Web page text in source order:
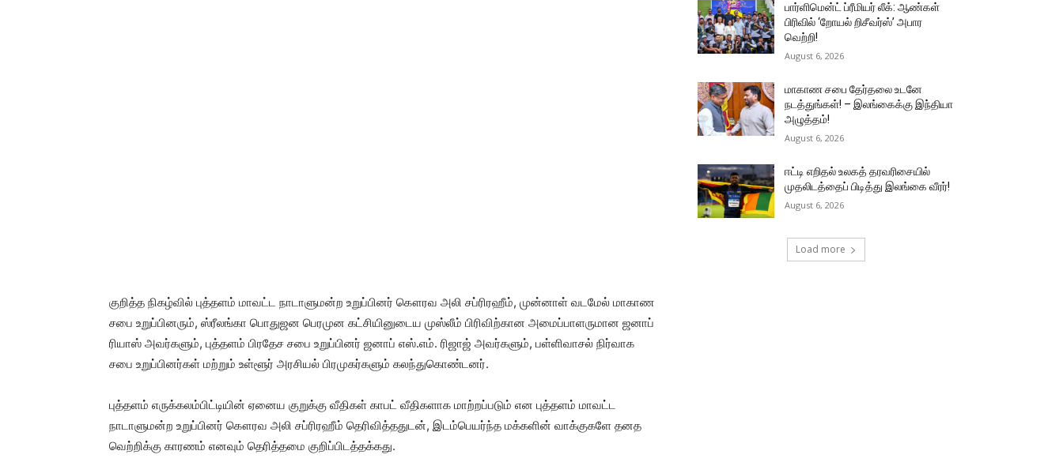
குறித்த நிகழ்வில் புத்தளம் மாவட்ட நாடாளுமன்ற உறுப்பினர் கௌரவ அலி சப்ரிரஹீம், முன்னாள் வடமேல் மாகாண
சபை உறுப்பினரும், ஸ்ரீலங்கா பொதுஜன பெரமுன கட்சியினுடைய முஸ்லீம் பிரிவிற்கான அமைப்பாளருமான ஜனாப்
ரியாஸ் அவர்களும், புத்தளம் பிரதேச சபை உறுப்பினர் ஜனாப் எஸ்.எம். ரிஜாஜ் அவர்களும், பள்ளிவாசல் நிர்வாக
சபை உறுப்பினர்கள் மற்றும் உள்ளூர் அரசியல் பிரமுகர்களும் கலந்துகொண்டனர்.
புத்தளம் எருக்கலம்பிட்டியின் ஏனைய குறுக்கு வீதிகள் காபட் வீதிகளாக மாற்றப்படும் என புத்தளம் மாவட்ட
நாடாளுமன்ற உறுப்பினர் கௌரவ அலி சப்ரிரஹீம் தெரிவித்ததுடன், இடம்பெயர்ந்த மக்களின் வாக்குகளே தனத
வெற்றிக்கு காரணம் எனவும் தெரித்தமை குறிப்பிடத்தக்கது.
பார்ளிமென்ட் ப்ரீமியர் லீக்: ஆண்கள்
பிரிவில் ‘றோயல் றிசீவர்ஸ்’ அபார
வெற்றி!
August 6, 2026
மாகாண சபை தேர்தலை உடனே
நடத்துங்கள்! – இலங்கைக்கு இந்தியா
அழுத்தம்!
August 6, 2026
ஈட்டி எறிதல் உலகத் தரவரிசையில்
முதலிடத்தைப் பிடித்து இலங்கை வீரர்!
August 6, 2026
Load more